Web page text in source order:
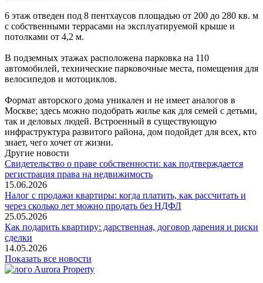
6 этаж отведен под 8 пентхаусов площадью от 200 до 280 кв. м
с собственными террасами на эксплуатируемой крыше и
потолками от 4,2 м.
В подземных этажах расположена парковка на 110
автомобилей, технические парковочные места, помещения для
велосипедов и мотоциклов.
Формат авторского дома уникален и не имеет аналогов в
Москве; здесь можно подобрать жилье как для семей с детьми,
так и деловых людей. Встроенный в существующую
инфраструктура развитого района, дом подойдет для всех, кто
знает, чего хочет от жизни.
Другие новости
Свидетельство о праве собственности: как подтверждается
регистрация права на недвижимость
15.06.2026
Налог с продажи квартиры: когда платить, как рассчитать и
через сколько лет можно продать без НДФЛ
25.05.2026
Как подарить квартиру: дарственная, договор дарения и риски
сделки
14.05.2026
Показать все новости
Aurora Property